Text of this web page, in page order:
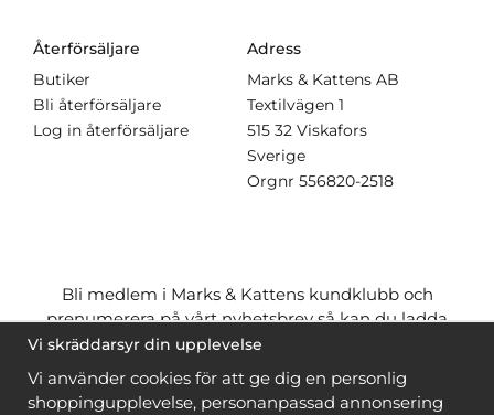
Återförsäljare
Butiker
Bli återförsäljare
Log in återförsäljare
Adress
Marks & Kattens AB
Textilvägen 1
515 32 Viskafors
Sverige
Orgnr 556820-2518
Bli medlem i Marks & Kattens kundklubb och
prenumerera på vårt nyhetsbrev så kan du ladda
ner många mönstergratisoch få många
när du handlar garn till mönstret. Du ser vilka som
ärgratis när du ärinloggad.
Vi skräddarsyr din upplevelse
Vi använder cookies för att ge dig en personlig
shoppingupplevelse, personanpassad annonsering